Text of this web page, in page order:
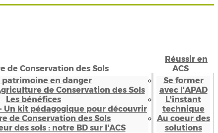
de Conservation des Sols
patrimoine en danger
de Conservation des Sols
Les bénéfices
Un kit pédagogique pour découvrir
de Conservation des Sols
des sols : notre BD sur l'ACS
Réussir en
ACS
Se former
avec l'APAD
L'instant
technique
Au coeur des
solutions